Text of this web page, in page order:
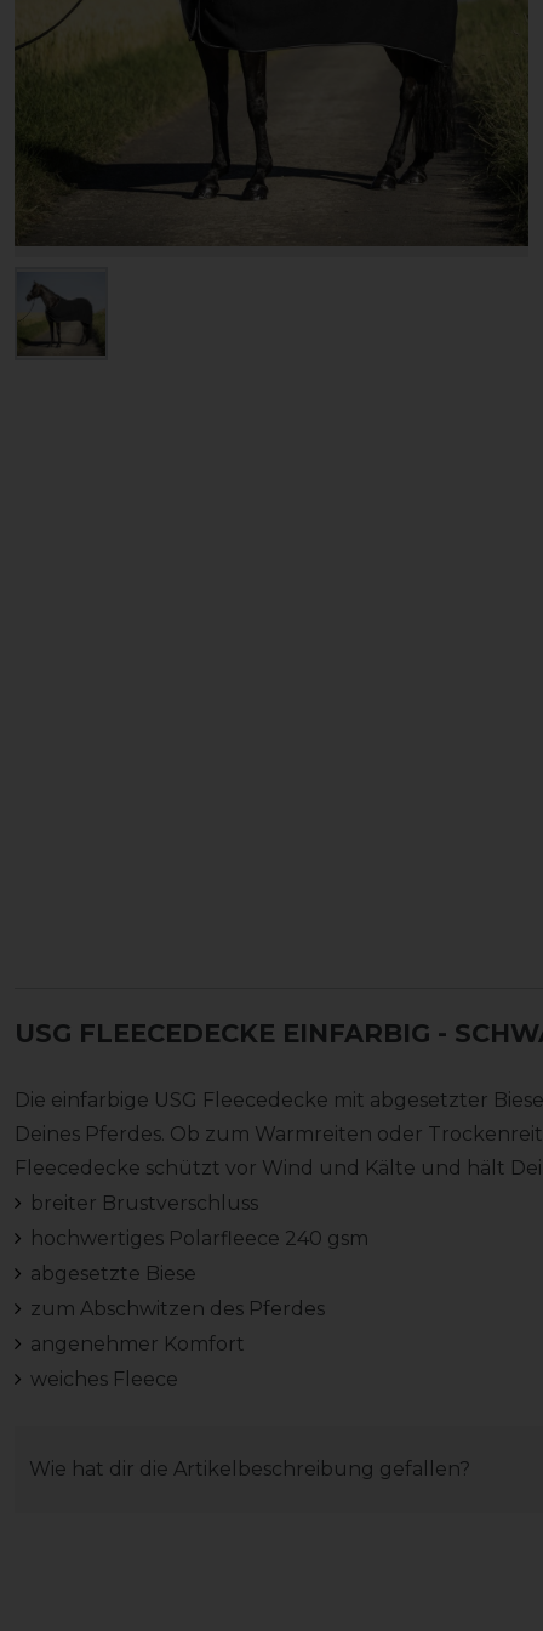
USG FLEECEDECKE EINFARBIG -
Die einfarbige USG Fleecedecke mit abgesetzter
Deines Pferdes. Ob zum Warmreiten oder
Fleecedecke schützt vor Wind und Kälte und hält
breiter Brustverschluss
hochwertiges Polarfleece 240 gsm
abgesetzte Biese
zum Abschwitzen des Pferdes
angenehmer Komfort
weiches Fleece
Wie hat dir die Artikelbeschreibung gefallen?